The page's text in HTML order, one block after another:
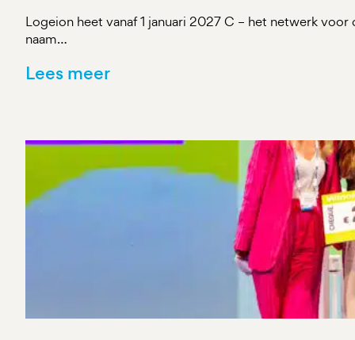
Logeion heet vanaf 1 januari 2027 C – het netwerk
naam…
Lees meer